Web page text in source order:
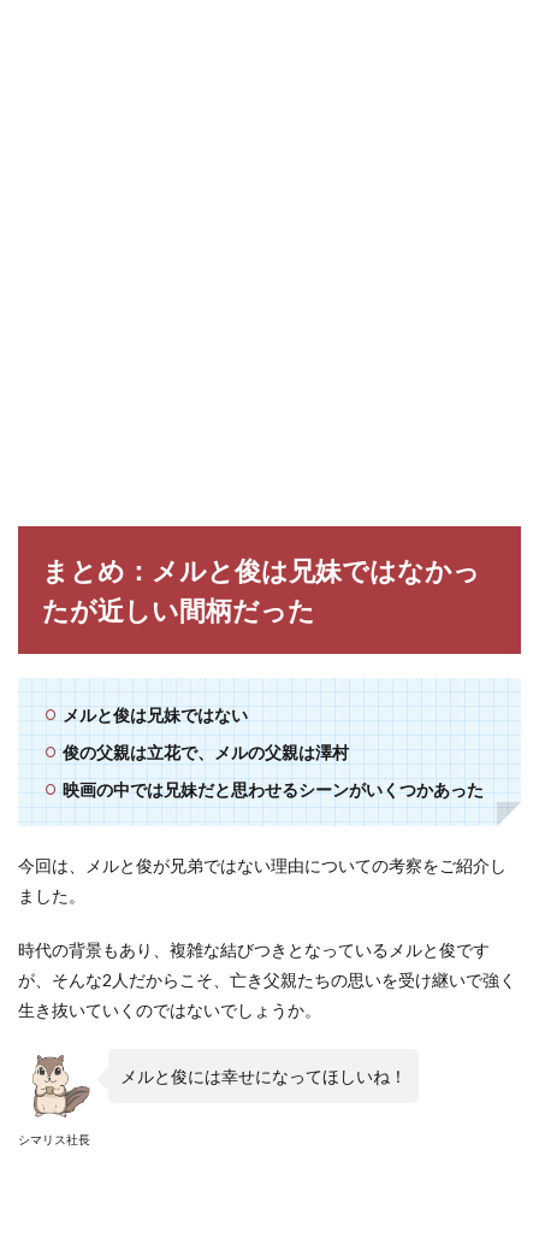
まとめ：メルと俊は兄妹ではなかっ
たが近しい間柄だった
メルと俊は兄妹ではない
俊の父親は立花で、メルの父親は澤村
映画の中では兄妹だと思わせるシーンがいくつかあった
今回は、メルと俊が兄弟ではない理由についての考察をご紹介し
ました。
時代の背景もあり、複雑な結びつきとなっているメルと俊です
が、そんな2人だからこそ、亡き父親たちの思いを受け継いで強く
生き抜いていくのではないでしょうか。
シマリス社長
メルと俊には幸せになってほしいね！